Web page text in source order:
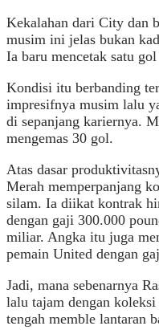
Kekalahan dari City dan
musim ini jelas bukan
Ia baru mencetak satu
Kondisi itu berbanding
impresifnya musim lalu
di sepanjang kariernya.
mengemas 30 gol.
Atas dasar
Merah memperpanjang
silam. Ia diikat kontrak
dengan gaji 300.000
miliar. Angka itu juga
pemain United dengan
Jadi, mana sebenarnya
lalu tajam dengan
tengah memble lantaran